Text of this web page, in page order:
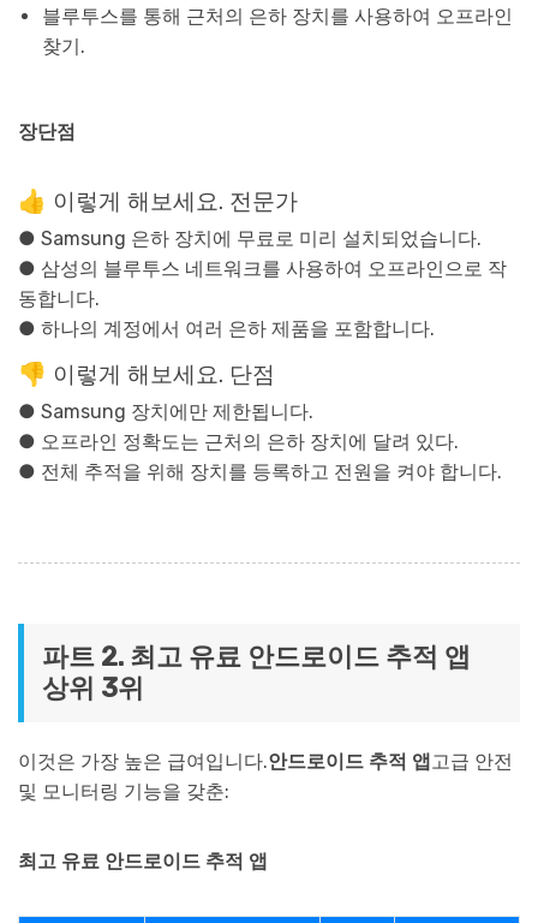
블루투스를 통해 근처의 은하 장치를 사용하여 오프라인
찾기.
장단점
👍 이렇게 해보세요. 전문가
● Samsung 은하 장치에 무료로 미리 설치되었습니다.
● 삼성의 블루투스 네트워크를 사용하여 오프라인으로 작
동합니다.
● 하나의 계정에서 여러 은하 제품을 포함합니다.
👎 이렇게 해보세요. 단점
● Samsung 장치에만 제한됩니다.
● 오프라인 정확도는 근처의 은하 장치에 달려 있다.
● 전체 추적을 위해 장치를 등록하고 전원을 켜야 합니다.
파트 2. 최고 유료 안드로이드 추적 앱
상위 3위
이것은 가장 높은 급여입니다.안드로이드 추적 앱고급 안전
및 모니터링 기능을 갖춘:
최고 유료 안드로이드 추적 앱